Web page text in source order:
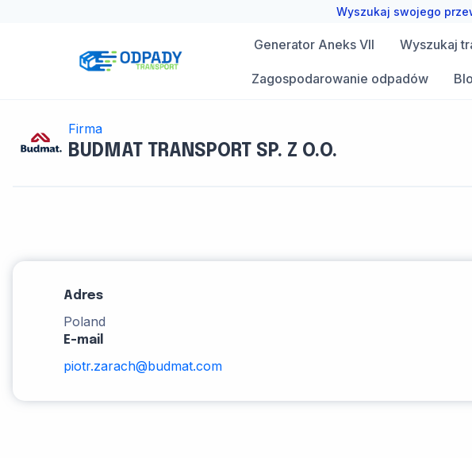
Wyszukaj swojego
Generator Aneks VII Wyszukaj
Zagospodarowanie odpadów
Firma
BUDMAT TRANSPORT SP. Z O.O.
Adres
Poland
E-mail
piotr.zarach@budmat.com